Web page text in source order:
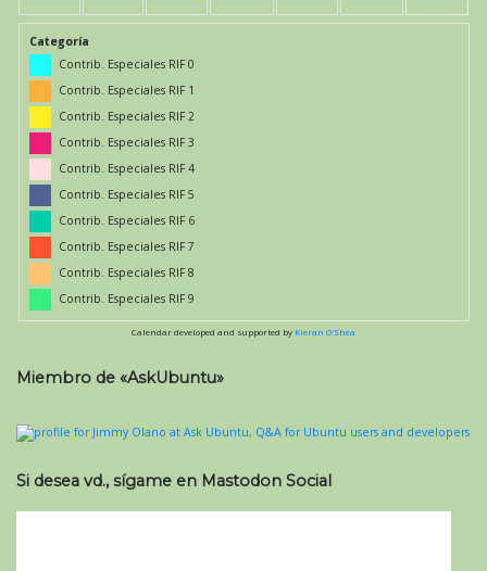
Categoría
Contrib. Especiales RIF 0
Contrib. Especiales RIF 1
Contrib. Especiales RIF 2
Contrib. Especiales RIF 3
Contrib. Especiales RIF 4
Contrib. Especiales RIF 5
Contrib. Especiales RIF 6
Contrib. Especiales RIF 7
Contrib. Especiales RIF 8
Contrib. Especiales RIF 9
Calendar developed and supported by Kieran O'Shea
Miembro de «AskUbuntu»
Si desea vd., sígame en Mastodon Social